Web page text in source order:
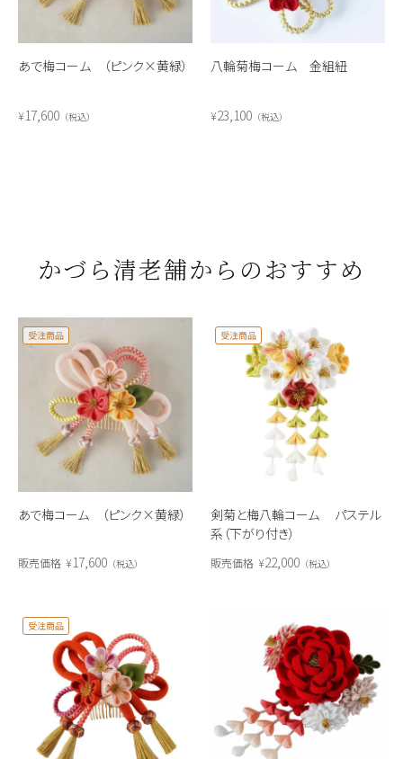
あで梅コーム （ピンク×黄緑）
¥17,600 税込
八輪菊梅コーム 金組紐
¥23,100 税込
かづら清老舗からのおすすめ
あで梅コーム （ピンク×黄緑）
受注商品
販売価格 ¥17,600 税込
剣菊と梅八輪コーム パステル
系（下がり付き）
受注商品
販売価格 ¥22,000 税込
受注商品